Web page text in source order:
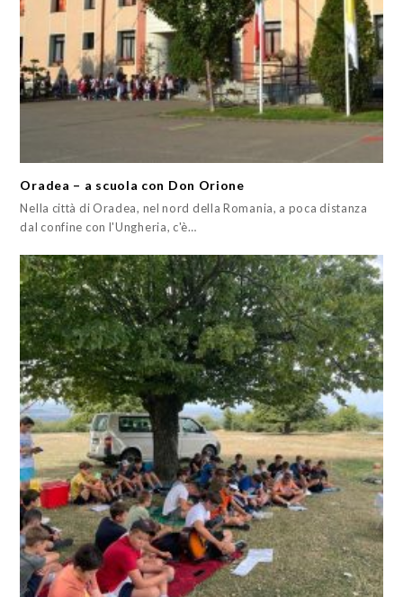
Oradea – a scuola con Don Orione
Nella città di Oradea, nel nord della Romania, a poca distanza
dal confine con l'Ungheria, c'è…